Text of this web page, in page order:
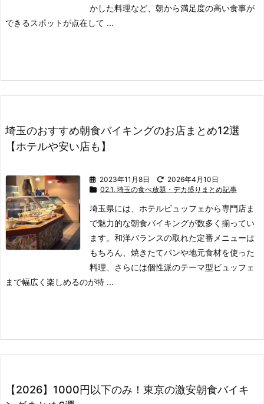
かした料理など、朝から満足度の高い食事が
できるスポットが点在して ...
埼玉のおすすめ朝食バイキングのお店まとめ12選
【ホテルや安い店も】
2023年11月8日
2026年4月10日
02.1. 埼玉の食べ放題・デカ盛りまとめ記事
埼玉県には、ホテルビュッフェから専門店ま
で魅力的な朝食バイキングが数多く揃ってい
ます。 和洋バランスの取れた定番メニューは
もちろん、焼きたてパンや地元食材を使った
料理、さらには個性派のテーマ型ビュッフェ
まで幅広く楽しめるのが特 ...
【2026】1000円以下のみ！東京の激安朝食バイキ